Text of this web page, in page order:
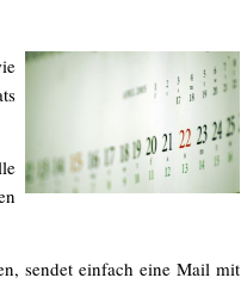
sendet einfach eine Mail mit